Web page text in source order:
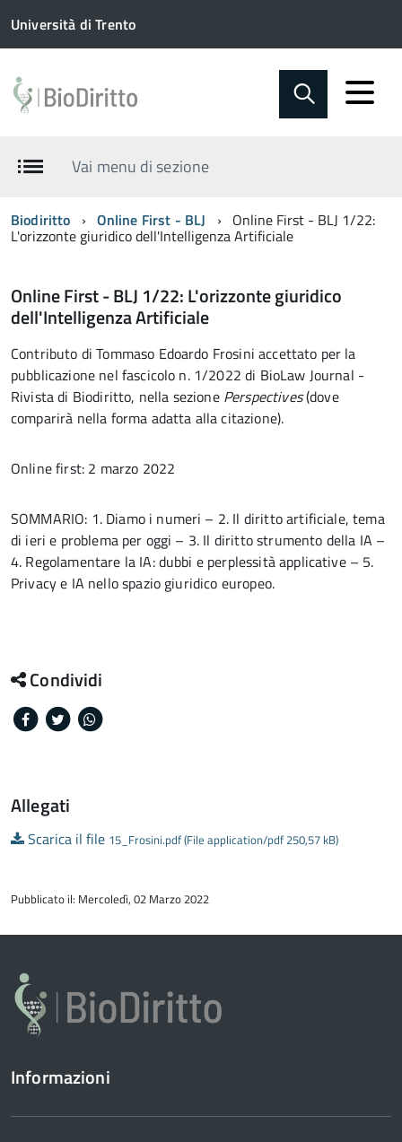
Università di Trento
Vai menu di sezione
Biodiritto Online First - BLJ Online First - BLJ 1/22:
L'orizzonte giuridico dell'Intelligenza Artificiale
Online First - BLJ 1/22: L'orizzonte giuridico
dell'Intelligenza Artificiale
Contributo di Tommaso Edoardo Frosini accettato per la
pubblicazione nel fascicolo n. 1/2022 di BioLaw Journal -
Rivista di Biodiritto, nella sezione Perspectives(dove
comparirà nella forma adatta alla citazione).
Online first: 2 marzo 2022
SOMMARIO: 1. Diamo i numeri – 2. Il diritto artificiale, tema
di ieri e problema per oggi – 3. Il diritto strumento della IA –
4. Regolamentare la IA: dubbi e perplessità applicative – 5.
Privacy e IA nello spazio giuridico europeo.
Condividi
Facebook
Twitter
Allegati
Scarica il file 15_Frosini.pdf (File application/pdf 250,57 kB)
del
Pubblicato il: Mercoledì, 02 Marzo 2022
Informazioni